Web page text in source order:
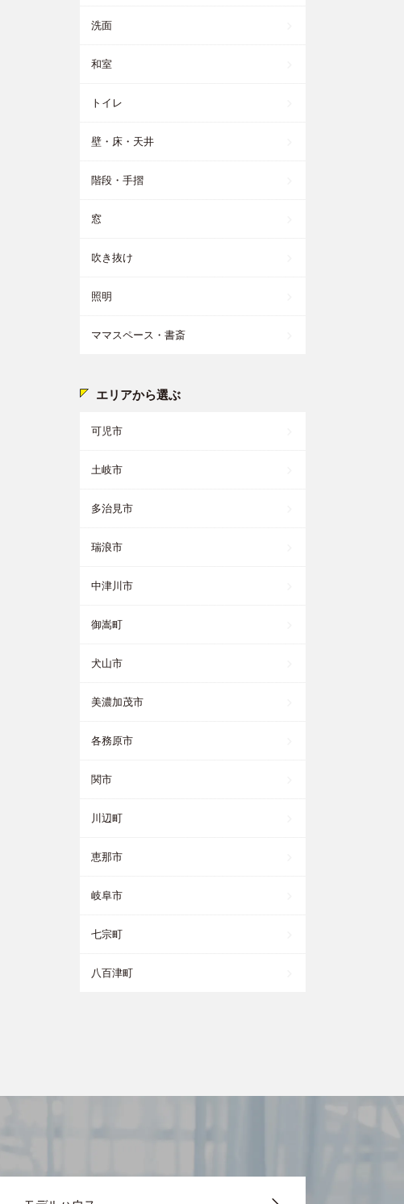
洗面
和室
トイレ
壁・床・天井
階段・手摺
窓
吹き抜け
照明
ママスペース・書斎
エリアから選ぶ
可児市
土岐市
多治見市
瑞浪市
中津川市
御嵩町
犬山市
美濃加茂市
各務原市
関市
川辺町
恵那市
岐阜市
七宗町
八百津町